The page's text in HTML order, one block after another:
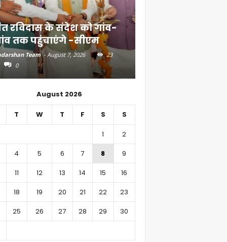
रविदास के संदेश को गांव-
तक पहुंचाएंगे -सीएम
Team - August 7, 2026
23
0
August 2026
T W T F S S
1
2
4 5 6 7 8
9
11 12 13 14 15
16
18 19 20 21 22
23
25 26 27 28 29
30